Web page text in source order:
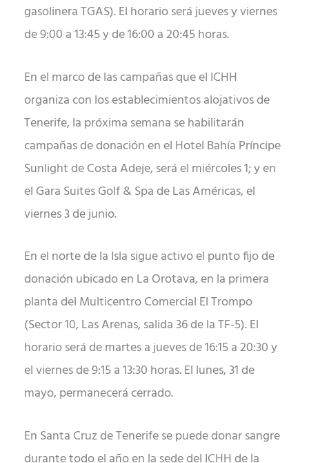
gasolinera TGAS). El horario será jueves y viernes
de 9:00 a 13:45 y de 16:00 a 20:45 horas.
En el marco de las campañas que el ICHH
organiza con los establecimientos alojativos de
Tenerife, la próxima semana se habilitarán
campañas de donación en el Hotel Bahía Príncipe
Sunlight de Costa Adeje, será el miércoles 1; y en
el Gara Suites Golf & Spa de Las Américas, el
viernes 3 de junio.
En el norte de la Isla sigue activo el punto fijo de
donación ubicado en La Orotava, en la primera
planta del Multicentro Comercial El Trompo
(Sector 10, Las Arenas, salida 36 de la TF-5). El
horario será de martes a jueves de 16:15 a 20:30 y
el viernes de 9:15 a 13:30 horas. El lunes, 31 de
mayo, permanecerá cerrado.
En Santa Cruz de Tenerife se puede donar sangre